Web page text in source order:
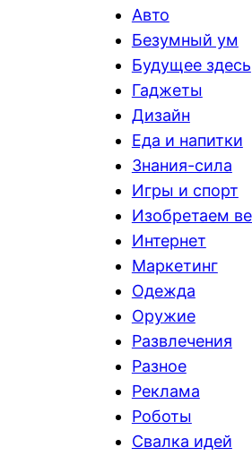
Авто
Безумный ум
Будущее здесь
Гаджеты
Дизайн
Еда и напитки
Знания-сила
Игры и спорт
Изобретаем
Интернет
Маркетинг
Одежда
Оружие
Развлечения
Разное
Реклама
Роботы
Свалка идей